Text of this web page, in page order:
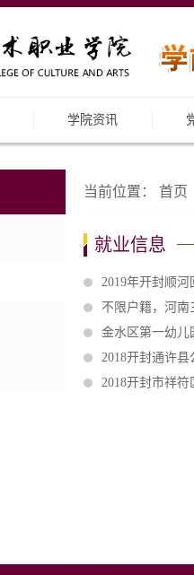
学院资讯
当前位置： 首页
就业信息
2019年开封顺
不限户籍，河南
金水区第一幼儿
2018开封通许
2018开封市祥